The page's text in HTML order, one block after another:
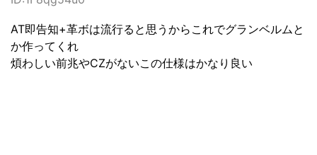
AT即告知+革ボは流行ると思うからこれでグランベルムと
か作ってくれ
煩わしい前兆やCZがないこの仕様はかなり良い